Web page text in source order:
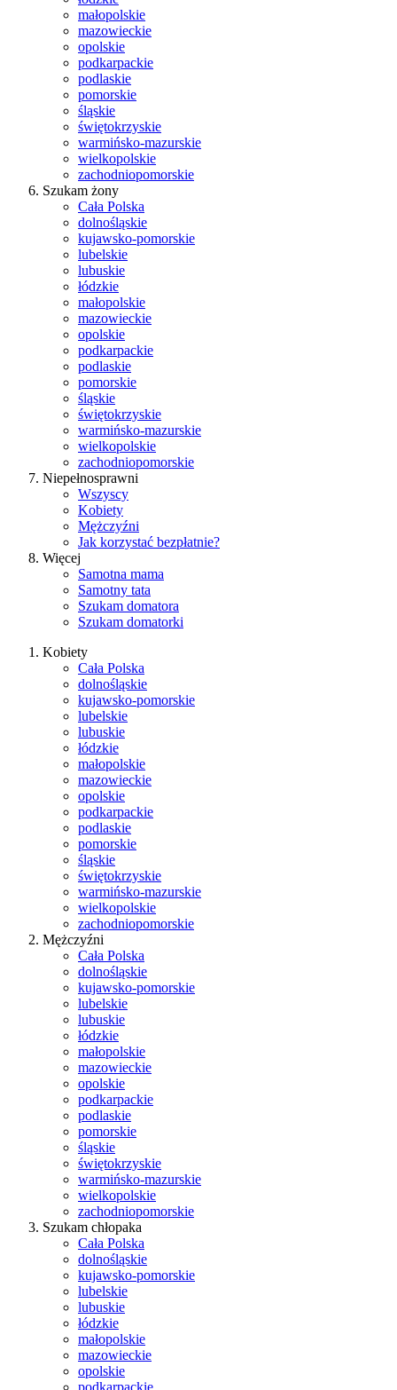
małopolskie
mazowieckie
opolskie
podkarpackie
podlaskie
pomorskie
śląskie
świętokrzyskie
warmińsko-mazurskie
wielkopolskie
zachodniopomorskie
Szukam żony
Cała Polska
dolnośląskie
kujawsko-pomorskie
lubelskie
lubuskie
łódzkie
małopolskie
mazowieckie
opolskie
podkarpackie
podlaskie
pomorskie
śląskie
świętokrzyskie
warmińsko-mazurskie
wielkopolskie
zachodniopomorskie
Niepełnosprawni
Wszyscy
Kobiety
Mężczyźni
Jak korzystać bezpłatnie?
Więcej
Samotna mama
Samotny tata
Szukam domatora
Szukam domatorki
Kobiety
Cała Polska
dolnośląskie
kujawsko-pomorskie
lubelskie
lubuskie
łódzkie
małopolskie
mazowieckie
opolskie
podkarpackie
podlaskie
pomorskie
śląskie
świętokrzyskie
warmińsko-mazurskie
wielkopolskie
zachodniopomorskie
Mężczyźni
Cała Polska
dolnośląskie
kujawsko-pomorskie
lubelskie
lubuskie
łódzkie
małopolskie
mazowieckie
opolskie
podkarpackie
podlaskie
pomorskie
śląskie
świętokrzyskie
warmińsko-mazurskie
wielkopolskie
zachodniopomorskie
Szukam chłopaka
Cała Polska
dolnośląskie
kujawsko-pomorskie
lubelskie
lubuskie
łódzkie
małopolskie
mazowieckie
opolskie
podkarpackie